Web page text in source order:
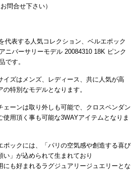
問合せ下さい）
代表する人気コレクション、ベルエポック
ニバーサリーモデル 20084310 18K ピンク
です。
イズはメンズ、レディース、共に人気が高
特別なモデルとなります。
ェーンは取り外しも可能で、クロスペンダン
使用頂く事も可能な3WAYアイテムとなりま
ポックには、「パリの空気感や創造する喜び
い」が込められて生まれており
にも好まれるラグジュアリージュエリーとな